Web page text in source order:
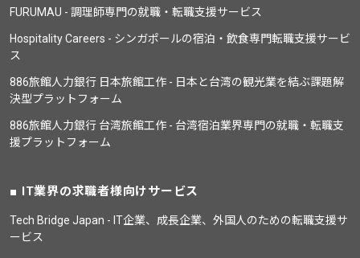
FURUMAU - 調理師専門の就職・転職支援サービス
Hospitality Careers - シンガポールの宿泊・飲食専門転職支援サービ
ス
886旅館人力銀行 日本旅館工作 - 日本と台湾の観光業を結ぶ課題解
決型プラットフォーム
886旅館人力銀行 台湾旅館工作 - 台湾宿泊業界専門の就職・転職支
援プラットフォーム
IT業界の求職者様向けサービス
Tech Bridge Japan - IT企業、成長企業、外国人のための転職支援サ
ービス